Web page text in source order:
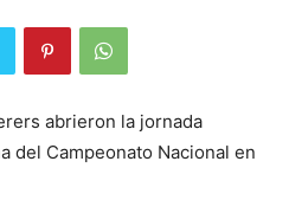
abrieron la jornada
del Campeonato Nacional en